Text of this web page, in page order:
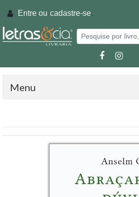
Entre ou cadastre-se.
Menu